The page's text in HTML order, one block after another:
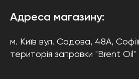
Адреса магазину:
м. Київ вул. Садова, 48А,
територія заправки "Brent Oil"